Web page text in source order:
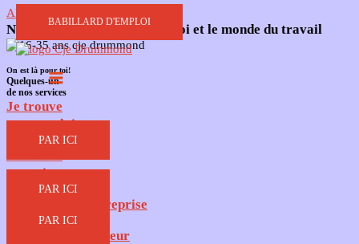
Aller au contenu
BABILLARD D'EMPLOI
Nous créons des ponts entre toi et le monde du travail
On est là pour toi!
Quelques-un
de nos services
Je trouve
mon emploi
PAR ICI
ma voie​
PAR ICI
Je lance mon entreprise​
PAR ICI
Je suis un employeur